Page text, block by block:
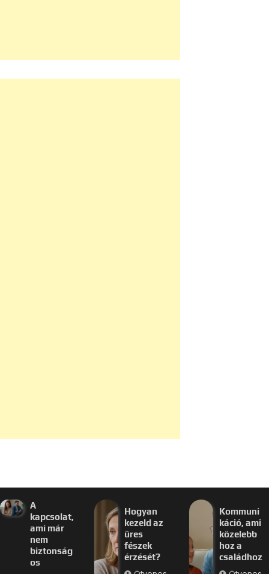
A
kapcsolat,
ami már
nem
biztonság
os
Hogyan
kezeld az
üres
fészek
érzését?
Kommuni
káció, ami
közelebb
hoz a
családhoz